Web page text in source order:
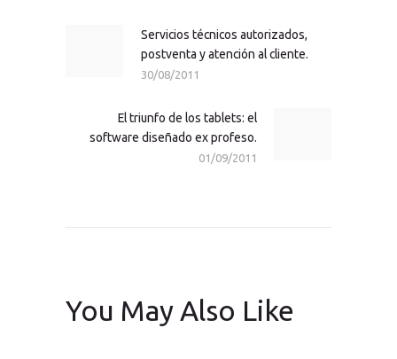
entradasPrevious
post:
Servicios técnicos autorizados,
postventa y atención al cliente.
30/08/2011
Next
El triunfo de los tablets: el
software diseñado ex profeso.
01/09/2011
You May Also Like